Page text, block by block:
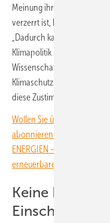
Meinung ihrer Wählerschaft
verzerrt ist, kann dies
„Dadurch kann leicht der
Klimapolitik sei politisch
Wissenschaftler Sevincer.
Klimaschutzmaßnahmen
diese Zustimmung fehlt.“
Wollen Sie über die
abonnieren Sie den
ENERGIEN – dem größten
erneuerbare Energien in
Keine Partei
Einschätzung